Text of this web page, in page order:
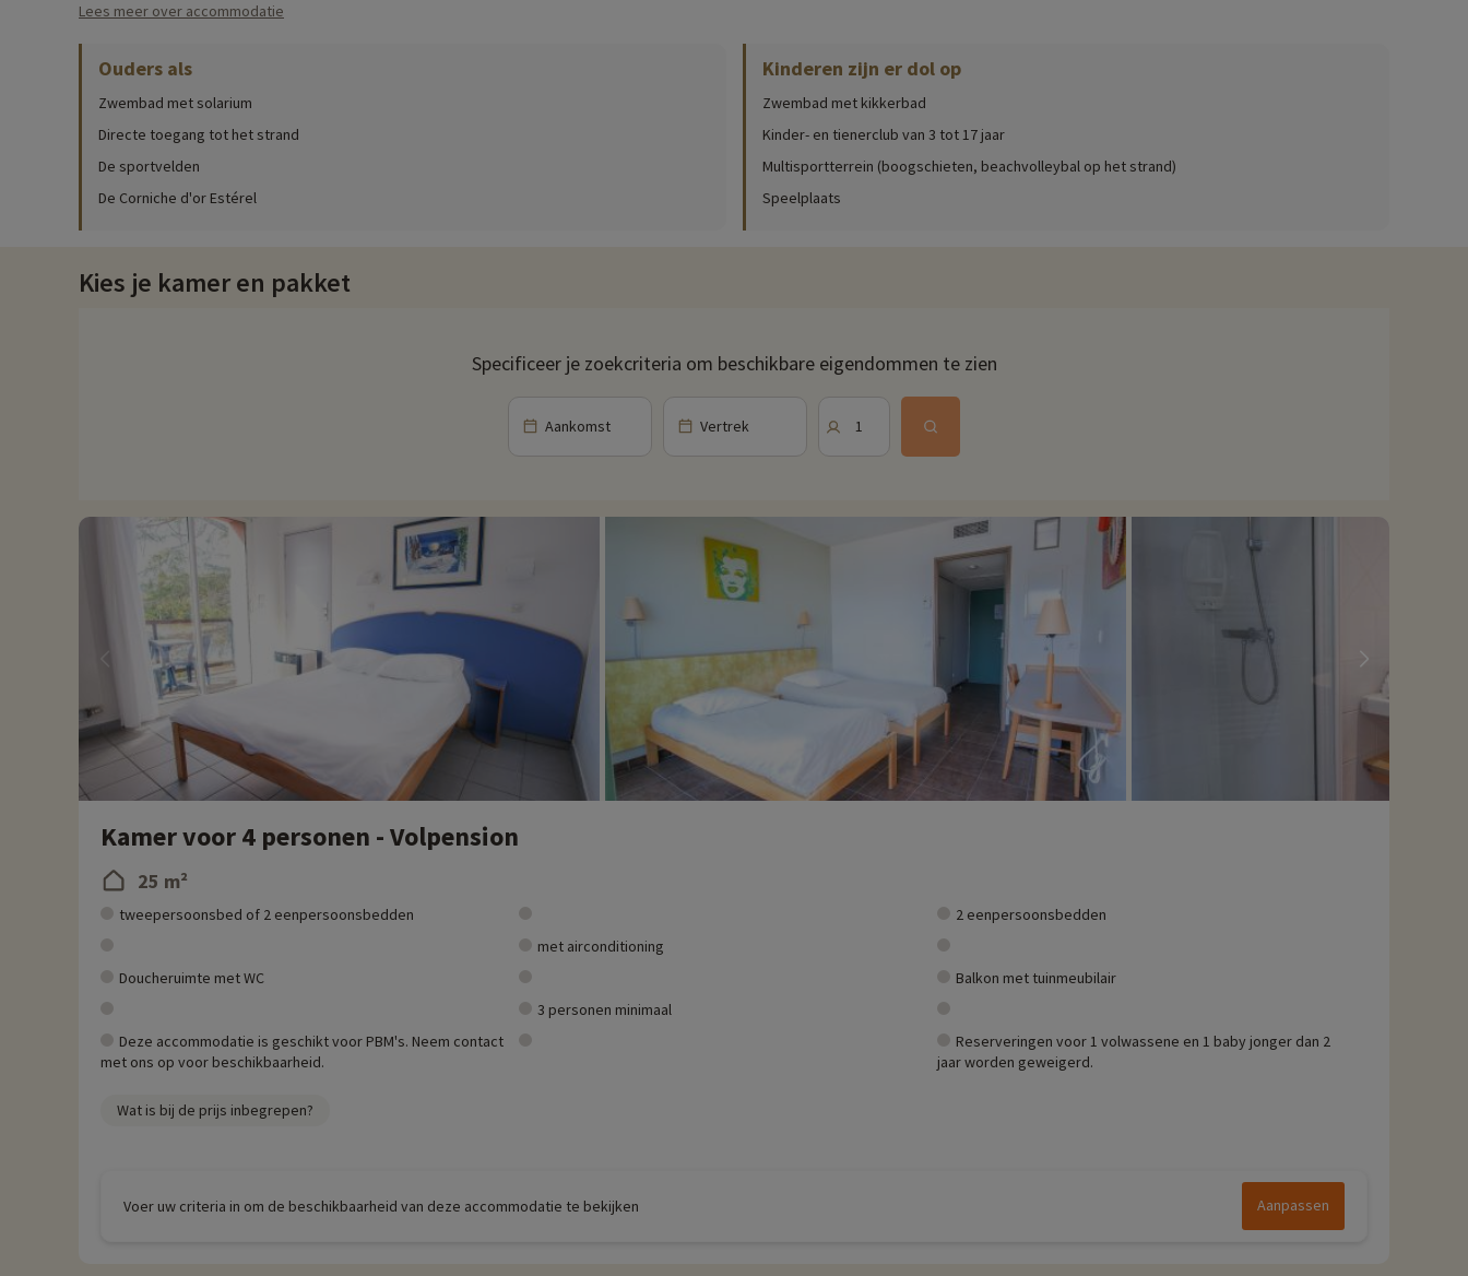
' Gelegen in Antibes, op 30 minuten rijden van het dorp
Aquaslplash waterparadijs ook tegen voordeeltarieven
Lees meer over accommodatie
Ouders als
Zwembad met solarium
Directe toegang tot het strand
De sportvelden
De Corniche d'or Estérel
Kinderen zijn er dol op
Zwembad met kikkerbad
Kinder- en tienerclub van 3 tot 17 jaar
Multisportterrein (boogschieten, beachvolleybal op het strand)
Speelplaats
Kies je kamer en pakket
Specificeer je zoekcriteria om beschikbare eigendommen te zien
Aankomst Vertrek 1
Kamer voor 4 personen - Volpension
25 m²
tweepersoonsbed of 2 eenpersoonsbedden
2 eenpersoonsbedden
met airconditioning
Doucheruimte met WC
Balkon met tuinmeubilair
3 personen minimaal
Deze accommodatie is geschikt voor PBM's. Neem contact
met ons op voor beschikbaarheid.
Reserveringen voor 1 volwassene en 1 baby jonger dan 2
jaar worden geweigerd.
Wat is bij de prijs inbegrepen?
Voer uw criteria in om de beschikbaarheid van deze accommodatie te bekijken Aanpassen